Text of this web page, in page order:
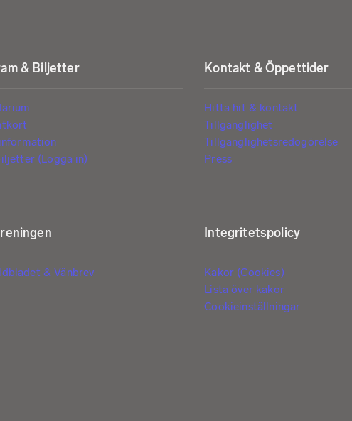
& Biljetter
(Logga in)
Kontakt & Öppettider
Hitta hit & kontakt
Tillgänglighet
Tillgänglighetsredogörelse
Press
& Vänbrev
Integritetspolicy
Kakor (Cookies)
Lista över kakor
Cookieinställningar